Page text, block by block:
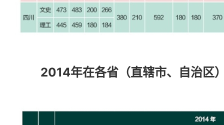
2014年在各省（直辖市、自治区